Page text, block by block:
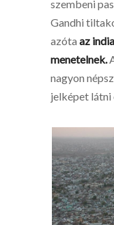
szembeni
Gandhi
azóta az
menetelnek.
nagyon
jelképet látni